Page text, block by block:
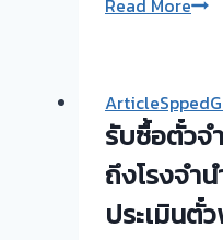
บริ
ลูก
ย่าน
บาง
#รับ
รับซื้อตั๋วจ
ถึงโรงจำ
ประเมินตั๋